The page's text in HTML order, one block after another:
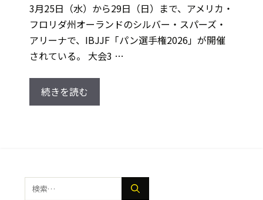
3月25日（水）から29日（日）まで、アメリカ・
フロリダ州オーランドのシルバー・スパーズ・
アリーナで、IBJJF「パン選手権2026」が開催
されている。 大会3 …
続きを読む
検